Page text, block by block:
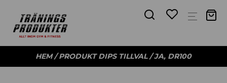
HEM/ PRODUKT DIPS TILLVAL / JA, DR100